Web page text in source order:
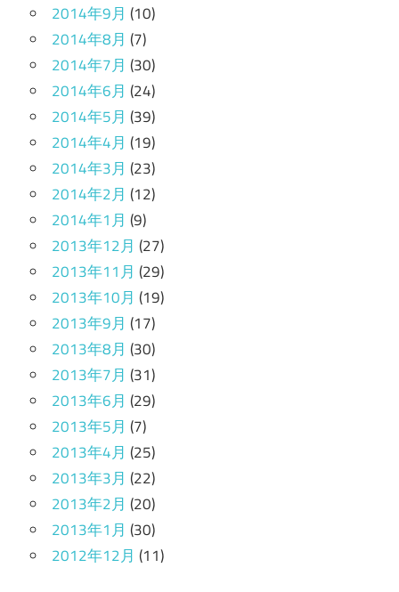
2014年9月 (10)
2014年8月 (7)
2014年7月 (30)
2014年6月 (24)
2014年5月 (39)
2014年4月 (19)
2014年3月 (23)
2014年2月 (12)
2014年1月 (9)
2013年12月 (27)
2013年11月 (29)
2013年10月 (19)
2013年9月 (17)
2013年8月 (30)
2013年7月 (31)
2013年6月 (29)
2013年5月 (7)
2013年4月 (25)
2013年3月 (22)
2013年2月 (20)
2013年1月 (30)
2012年12月 (11)